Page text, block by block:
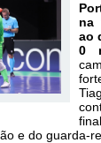
na
ao
0
e do guarda-